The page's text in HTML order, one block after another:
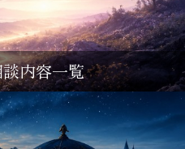
内容一覧